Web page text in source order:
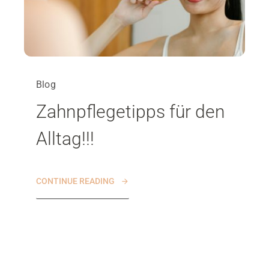
Blog
Zahnpflegetipps für den
Alltag!!!
CONTINUE READING